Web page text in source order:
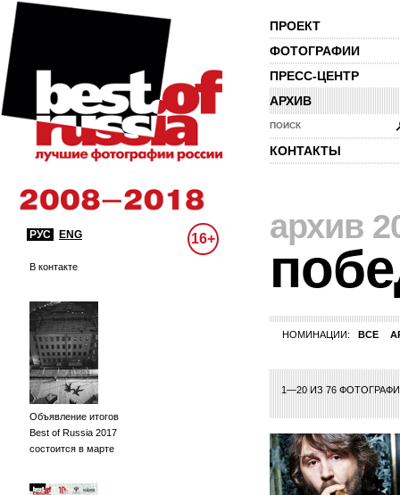
ПРОЕКТ
ФОТОГРАФИИ
ПРЕСС-ЦЕНТР
АРХИВ
ПОИСК
КОНТАКТЫ
РУС ENG 16+
В контакте
Объявление итогов
Best of Russia 2017
состоится в марте
архив
НОМИНАЦИИ: ВСЕ
1—20 ИЗ 76